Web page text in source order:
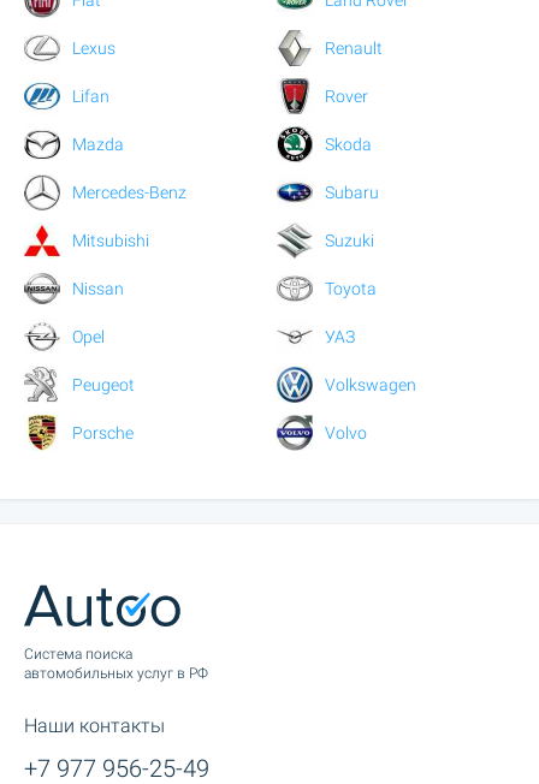
Lexus
Lifan
Mazda
Mercedes-Benz
Mitsubishi
Nissan
Opel
Peugeot
Porsche
Renault
Rover
Skoda
Subaru
Suzuki
Toyota
УАЗ
Volkswagen
Volvo
Cистема поиска
автомобильных услуг в РФ
Наши контакты
+7 977 956-25-49